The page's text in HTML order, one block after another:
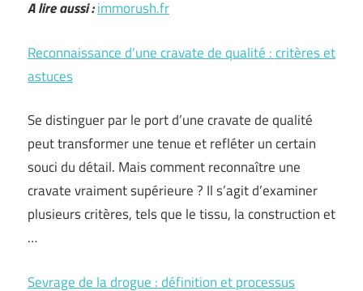
A lire aussi :immorush.fr
Reconnaissance d’une cravate de qualité : critères et
astuces
Se distinguer par le port d’une cravate de qualité
peut transformer une tenue et refléter un certain
souci du détail. Mais comment reconnaître une
cravate vraiment supérieure ? Il s’agit d’examiner
plusieurs critères, tels que le tissu, la construction et
…
Sevrage de la drogue : définition et processus